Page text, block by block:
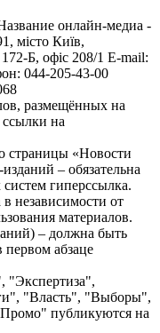
онлайн-медиа -
місто Київ,
Б, офіс 208/1 E-mail:
044-205-43-00
размещённых на
ссылки на
страницы «Новости
– обязательна
гиперссылка.
независимости от
материалов.
– должна быть
первом абзаце
"Экспертиза",
"Власть", "Выборы",
публикуются на